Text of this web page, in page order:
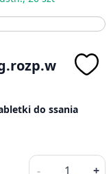
do ssania
-
Ilość
+